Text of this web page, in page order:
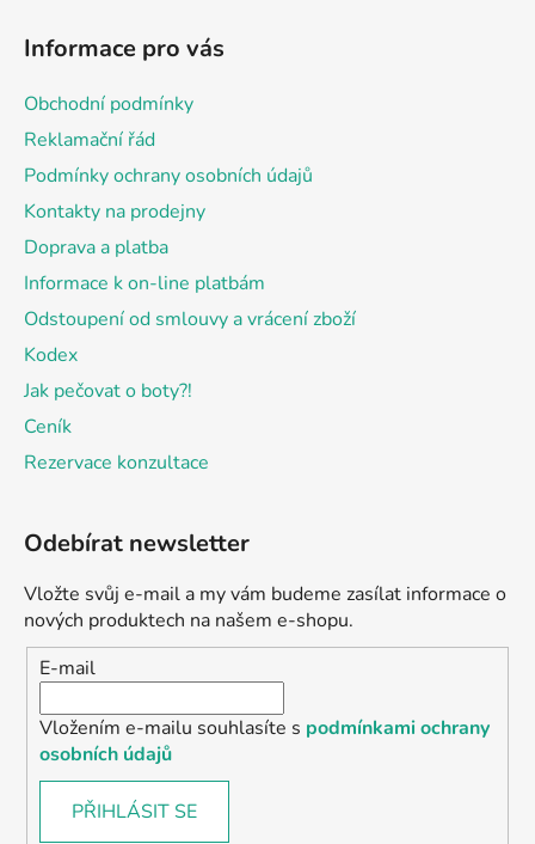
Informace pro vás
Obchodní podmínky
Reklamační řád
Podmínky ochrany osobních údajů
Kontakty na prodejny
Doprava a platba
Informace k on-line platbám
Odstoupení od smlouvy a vrácení zboží
Kodex
Jak pečovat o boty?!
Ceník
Rezervace konzultace
Odebírat newsletter
Vložte svůj e-mail a my vám budeme zasílat informace o
nových produktech na našem e-shopu.
E-mail
Vložením e-mailu souhlasíte s podmínkami ochrany
osobních údajů
PŘIHLÁSIT SE